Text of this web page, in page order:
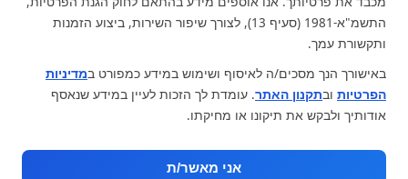
צעצועי ילדים
על גלגלים
הנקה והאכלה
מוצרי אמבטיה
מוזמנים לבקר אותנו:
התשמ"א-1981 (סעיף 13), לצורך שיפור השירות, ביצוע הזמנות
ותקשורת עמך.
באישורך הנך מסכים/ה לאיסוף ושימוש במידע כמפורט במדיניות
הפרטיות ובתקנון האתר. עומדת לך הזכות לעיין במידע שנאסף
אודותיך ולבקש את תיקונו או מחיקתו.
אני מאשר/ת